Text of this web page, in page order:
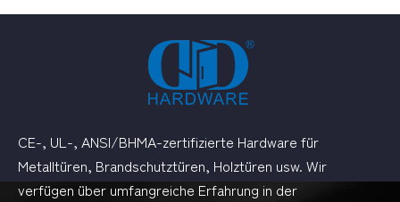
CE-, UL-, ANSI/BHMA-zertifizierte Hardware für
Metalltüren, Brandschutztüren, Holztüren usw. Wir
verfügen über umfangreiche Erfahrung in der